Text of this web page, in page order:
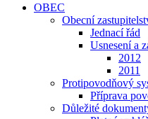
OBEC
Obecní
Jednací řád
Usnesení a
2012
2011
Protipovodňový
Příprava
Důležité